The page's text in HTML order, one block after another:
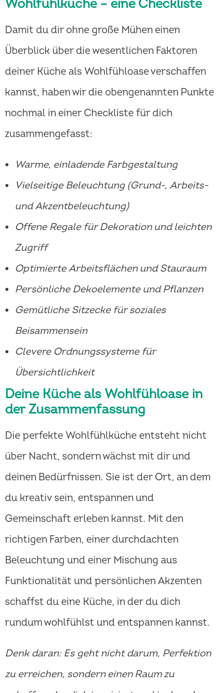
Wohlfühlküche – eine Checkliste
Damit du dir ohne große Mühen einen
Überblick über die wesentlichen Faktoren
deiner Küche als Wohlfühloase verschaffen
kannst, haben wir die obengenannten Punkte
nochmal in einer Checkliste für dich
zusammengefasst:
Warme, einladende Farbgestaltung
Vielseitige Beleuchtung (Grund-, Arbeits-
und Akzentbeleuchtung)
Offene Regale für Dekoration und leichten
Zugriff
Optimierte Arbeitsflächen und Stauraum
Persönliche Dekoelemente und Pflanzen
Gemütliche Sitzecke für soziales
Beisammensein
Clevere Ordnungssysteme für
Übersichtlichkeit
Deine Küche als Wohlfühloase in
der Zusammenfassung
Die perfekte Wohlfühlküche entsteht nicht
über Nacht, sondern wächst mit dir und
deinen Bedürfnissen. Sie ist der Ort, an dem
du kreativ sein, entspannen und
Gemeinschaft erleben kannst. Mit den
richtigen Farben, einer durchdachten
Beleuchtung und einer Mischung aus
Funktionalität und persönlichen Akzenten
schaffst du eine Küche, in der du dich
rundum wohlfühlst und entspannen kannst.
Denk daran: Es geht nicht darum, Perfektion
zu erreichen, sondern einen Raum zu